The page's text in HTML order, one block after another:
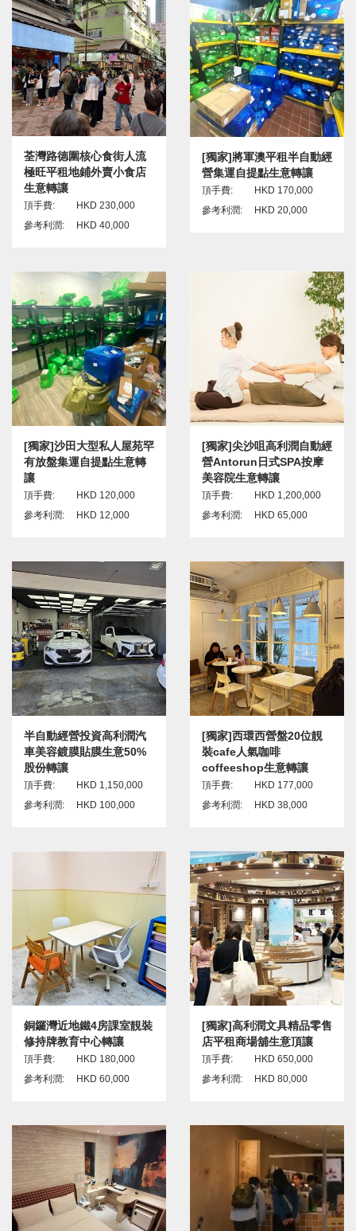
荃灣路德圍核心食街人流
極旺平租地鋪外賣小食店
生意轉讓
頂手費:
HKD 230,000
參考利潤:
HKD 40,000
[獨家]將軍澳平租半自動經
營集運自提點生意轉讓
頂手費:
HKD 170,000
參考利潤:
HKD 20,000
[獨家]沙田大型私人屋苑罕
有放盤集運自提點生意轉
讓
頂手費:
HKD 120,000
參考利潤:
HKD 12,000
[獨家]尖沙咀高利潤自動經
營Antorun日式SPA按摩
美容院生意轉讓
頂手費:
HKD 1,200,000
參考利潤:
HKD 65,000
半自動經營投資高利潤汽
車美容鍍膜貼膜生意50%
股份轉讓
頂手費:
HKD 1,150,000
參考利潤:
HKD 100,000
[獨家]西環西營盤20位靚
裝cafe人氣咖啡
coffeeshop生意轉讓
頂手費:
HKD 177,000
參考利潤:
HKD 38,000
銅鑼灣近地鐵4房課室靚裝
修持牌教育中心轉讓
頂手費:
HKD 180,000
參考利潤:
HKD 60,000
[獨家]高利潤文具精品零售
店平租商場舖生意頂讓
頂手費:
HKD 650,000
參考利潤:
HKD 80,000